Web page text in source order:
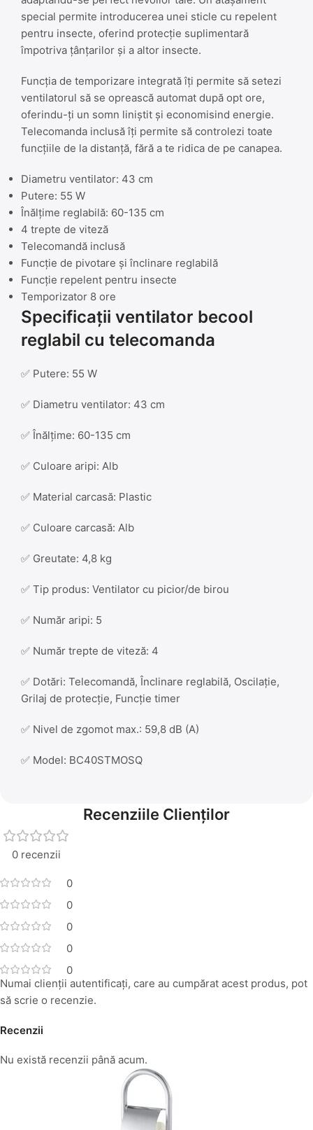
special permite introducerea unei sticle cu repelent
pentru insecte, oferind protecție suplimentară
împotriva țânțarilor și a altor insecte.
Funcția de temporizare integrată îți permite să setezi
ventilatorul să se oprească automat după opt ore,
oferindu-ți un somn liniștit și economisind energie.
Telecomanda inclusă îți permite să controlezi toate
funcțiile de la distanță, fără a te ridica de pe canapea.
Diametru ventilator: 43 cm
Putere: 55 W
Înălțime reglabilă: 60-135 cm
4 trepte de viteză
Telecomandă inclusă
Funcție de pivotare și înclinare reglabilă
Funcție repelent pentru insecte
Temporizator 8 ore
Specificații ventilator becool
reglabil cu telecomanda
✅ Putere: 55 W
✅ Diametru ventilator: 43 cm
✅ Înălțime: 60-135 cm
✅ Culoare aripi: Alb
✅ Material carcasă: Plastic
✅ Culoare carcasă: Alb
✅ Greutate: 4,8 kg
✅ Tip produs: Ventilator cu picior/de birou
✅ Număr aripi: 5
✅ Număr trepte de viteză: 4
✅ Dotări: Telecomandă, Înclinare reglabilă, Oscilație,
Grilaj de protecție, Funcție timer
✅ Nivel de zgomot max.: 59,8 dB (A)
✅ Model: BC40STMOSQ
Recenziile Clienților
0 recenzii
0
0
0
0
0
Recenzii
Nu există recenzii până acum.
Numai clienții autentificați, care au cumpărat acest produs, pot
să scrie o recenzie.